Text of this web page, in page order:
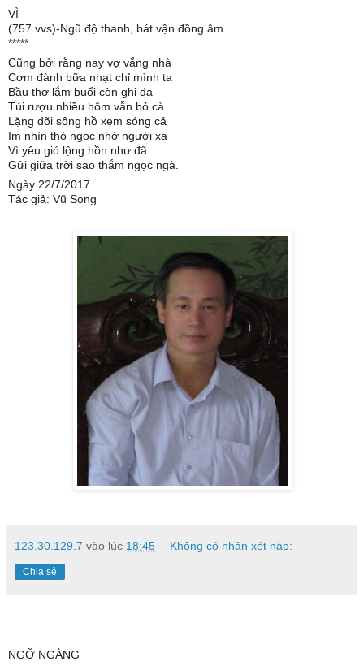
VÌ
(757.vvs)-Ngũ độ thanh, bát vận đồng âm.
*****
Cũng bởi rằng nay vợ vắng nhà
Cơm đành bữa nhạt chỉ mình ta
Bầu thơ lắm buổi còn ghi dạ
Túi rượu nhiều hôm vẫn bỏ cà
Lặng dõi sông hồ xem sóng cả
Im nhìn thỏ ngọc nhớ người xa
Vì yêu gió lộng hồn như đã
Gửi giữa trời sao thắm ngọc ngà.
Ngày 22/7/2017
Tác giả: Vũ Song
123.30.129.7 vào lúc 18:45 Không có nhận xét nào:
Chia sẻ
NGỠ NGÀNG